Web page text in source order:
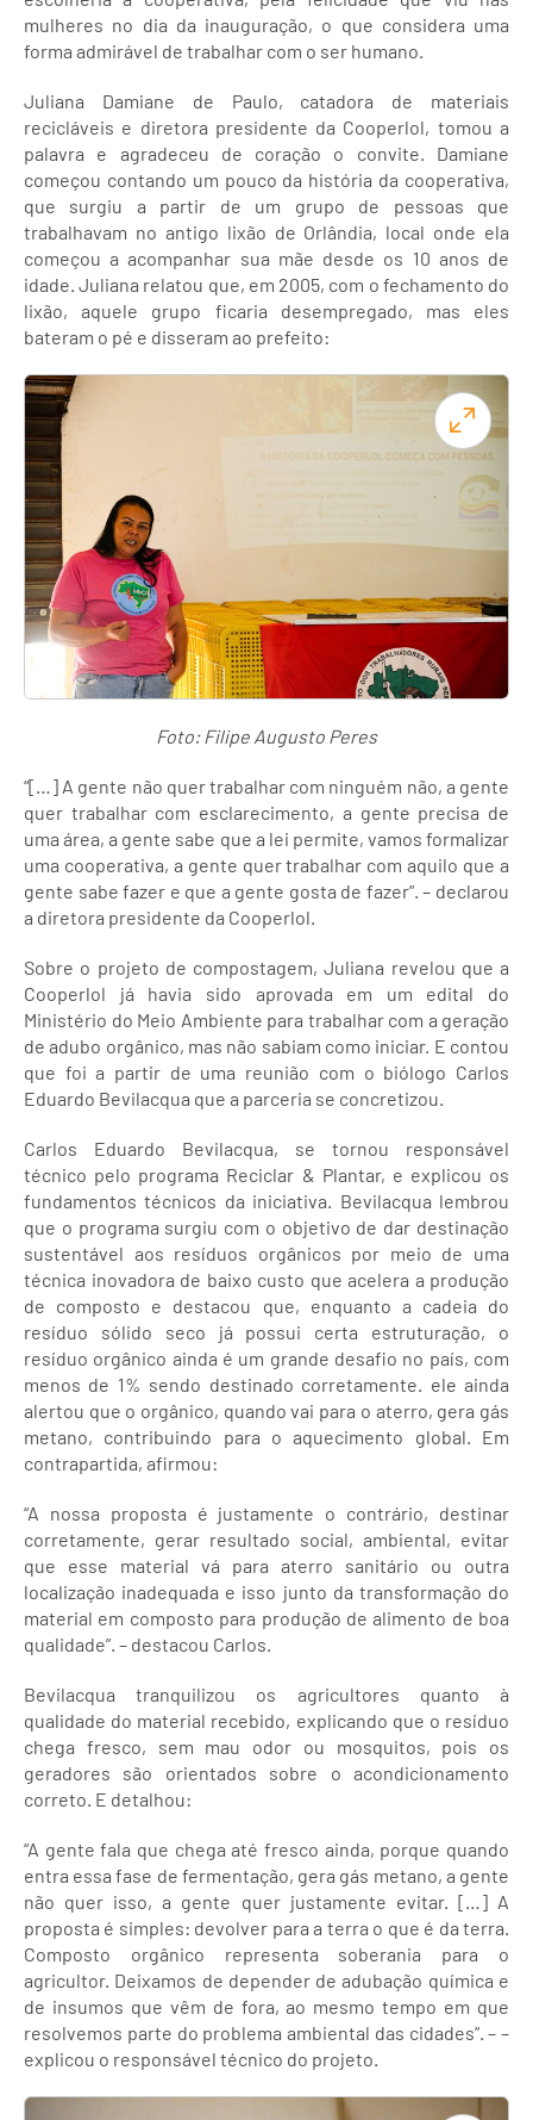
mulheres no dia da inauguração, o que considera uma
forma admirável de trabalhar com o ser humano.
Juliana Damiane de Paulo, catadora de materiais
recicláveis e diretora presidente da Cooperlol, tomou a
palavra e agradeceu de coração o convite. Damiane
começou contando um pouco da história da cooperativa,
que surgiu a partir de um grupo de pessoas que
trabalhavam no antigo lixão de Orlândia, local onde ela
começou a acompanhar sua mãe desde os 10 anos de
idade. Juliana relatou que, em 2005, com o fechamento do
lixão, aquele grupo ficaria desempregado, mas eles
bateram o pé e disseram ao prefeito:
Foto: Filipe Augusto Peres
“[…] A gente não quer trabalhar com ninguém não, a gente
quer trabalhar com esclarecimento, a gente precisa de
uma área, a gente sabe que a lei permite, vamos formalizar
uma cooperativa, a gente quer trabalhar com aquilo que a
gente sabe fazer e que a gente gosta de fazer”. – declarou
a diretora presidente da Cooperlol.
Sobre o projeto de compostagem, Juliana revelou que a
Cooperlol já havia sido aprovada em um edital do
Ministério do Meio Ambiente para trabalhar com a geração
de adubo orgânico, mas não sabiam como iniciar. E contou
que foi a partir de uma reunião com o biólogo Carlos
Eduardo Bevilacqua que a parceria se concretizou.
Carlos Eduardo Bevilacqua, se tornou responsável
técnico pelo programa Reciclar & Plantar, e explicou os
fundamentos técnicos da iniciativa. Bevilacqua lembrou
que o programa surgiu com o objetivo de dar destinação
sustentável aos resíduos orgânicos por meio de uma
técnica inovadora de baixo custo que acelera a produção
de composto e destacou que, enquanto a cadeia do
resíduo sólido seco já possui certa estruturação, o
resíduo orgânico ainda é um grande desafio no país, com
menos de 1% sendo destinado corretamente. ele ainda
alertou que o orgânico, quando vai para o aterro, gera gás
metano, contribuindo para o aquecimento global. Em
contrapartida, afirmou:
“A nossa proposta é justamente o contrário, destinar
corretamente, gerar resultado social, ambiental, evitar
que esse material vá para aterro sanitário ou outra
localização inadequada e isso junto da transformação do
material em composto para produção de alimento de boa
qualidade”. – destacou Carlos.
Bevilacqua tranquilizou os agricultores quanto à
qualidade do material recebido, explicando que o resíduo
chega fresco, sem mau odor ou mosquitos, pois os
geradores são orientados sobre o acondicionamento
correto. E detalhou:
“A gente fala que chega até fresco ainda, porque quando
entra essa fase de fermentação, gera gás metano, a gente
não quer isso, a gente quer justamente evitar. […] A
proposta é simples: devolver para a terra o que é da terra.
Composto orgânico representa soberania para o
agricultor. Deixamos de depender de adubação química e
de insumos que vêm de fora, ao mesmo tempo em que
resolvemos parte do problema ambiental das cidades”. – –
explicou o responsável técnico do projeto.